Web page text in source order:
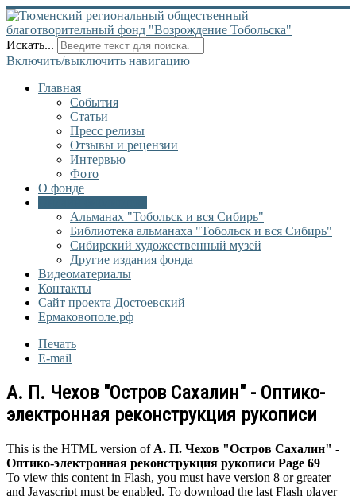
Искать...
Включить/выключить навигацию
Главная
События
Статьи
Пресс релизы
Отзывы и рецензии
Интервью
Фото
О фонде
Альманах "Тобольск и вся Сибирь"
Библиотека альманаха "Тобольск и вся Сибирь"
Сибирский художественный музей
Другие издания фонда
Видеоматериалы
Контакты
Сайт проекта Достоевский
Ермаковополе.рф
Печать
E-mail
А. П. Чехов "Остров Сахалин" - Оптико-
электронная реконструкция рукописи
This is the HTML version of А. П. Чехов "Остров Сахалин" -
Оптико-электронная реконструкция рукописи Page 69
To view this content in Flash, you must have version 8 or greater
and Javascript must be enabled. To download the last Flash player